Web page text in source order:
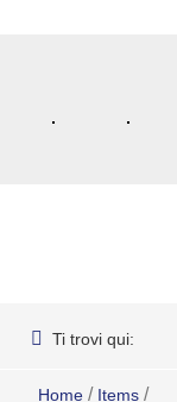
Ti trovi qui:
Home / Items /